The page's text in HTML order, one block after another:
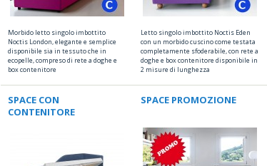
Morbido letto singolo imbottito
Noctis London, elegante e semplice
disponibile sia in tessuto che in
ecopelle, compreso di rete a doghe e
box contenitore
Letto singolo imbottito Noctis Eden
con un morbido cuscino come testata
completamente sfoderabile, con rete a
doghe e box contenitore disponibile in
2 misure di lunghezza
SPACE CON
CONTENITORE
SPACE PROMOZIONE